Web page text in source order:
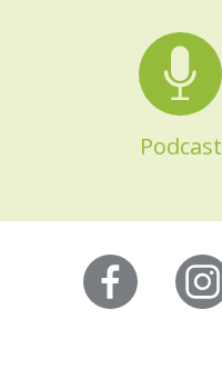
Podcast